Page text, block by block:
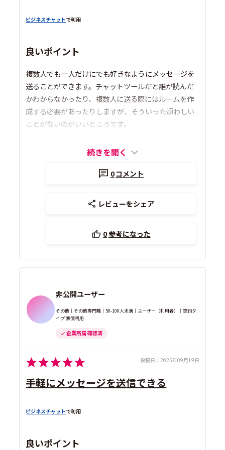
ビジネスチャットで利用
良いポイント
複数人でも一人だけにでも好きなようにメッセージを
送ることができます。チャットツールだと誰が読んだ
かわからなかったり、複数人に送る際にはルームを作
成する必要があったりしますが、そういった煩わしい
ことがないのがいいところです。
続きを開く
0コメント
レビューをシェア
0参考になった
非公開ユーザー
その他｜その他専門職｜50-100人未満｜ユーザー（利用者）｜契約タ
イプ 無償利用
企業所属 確認済
投稿日： 2025年09月19日
手軽にメッセージを送信できる
ビジネスチャットで利用
良いポイント